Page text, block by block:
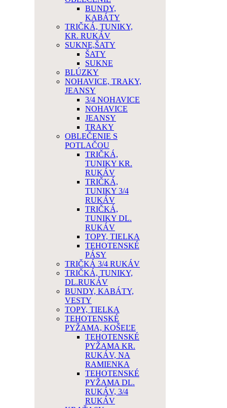
BUNDY,
KABÁTY
TRIČKÁ, TUNIKY,
KR. RUKÁV
SUKNE,ŠATY
ŠATY
SUKNE
BLÚZKY
NOHAVICE, TRAKY,
JEANSY
3/4 NOHAVICE
NOHAVICE
JEANSY
TRAKY
OBLEČENIE S
POTLAČOU
TRIČKÁ,
TUNIKY KR.
RUKÁV
TRIČKÁ,
TUNIKY 3/4
RUKÁV
TRIČKÁ,
TUNIKY DL.
RUKÁV
TOPY, TIELKA
TEHOTENSKÉ
PÁSY
TRIČKÁ 3/4 RUKÁV
TRIČKÁ, TUNIKY,
DL.RUKÁV
BUNDY, KABÁTY,
VESTY
TOPY, TIELKA
TEHOTENSKÉ
PYŽAMA, KOŠEĽE
TEHOTENSKÉ
PYŽAMA KR.
RUKÁV, NA
RAMIENKA
TEHOTENSKÉ
PYŽAMA DL.
RUKÁV, 3/4
RUKÁV